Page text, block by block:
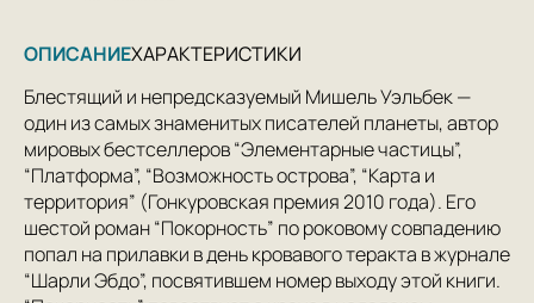
ОПИСАНИЕХАРАКТЕРИСТИКИ
Блестящий и непредсказуемый Мишель Уэльбек —
один из самых знаменитых писателей планеты, автор
мировых бестселлеров “Элементарные частицы”,
“Платформа”, “Возможность острова”, “Карта и
территория” (Гонкуровская премия 2010 года). Его
шестой роман “Покорность” по роковому совпадению
попал на прилавки в день кровавого теракта в журнале
“Шарли Эбдо”, посвятившем номер выходу этой книги.